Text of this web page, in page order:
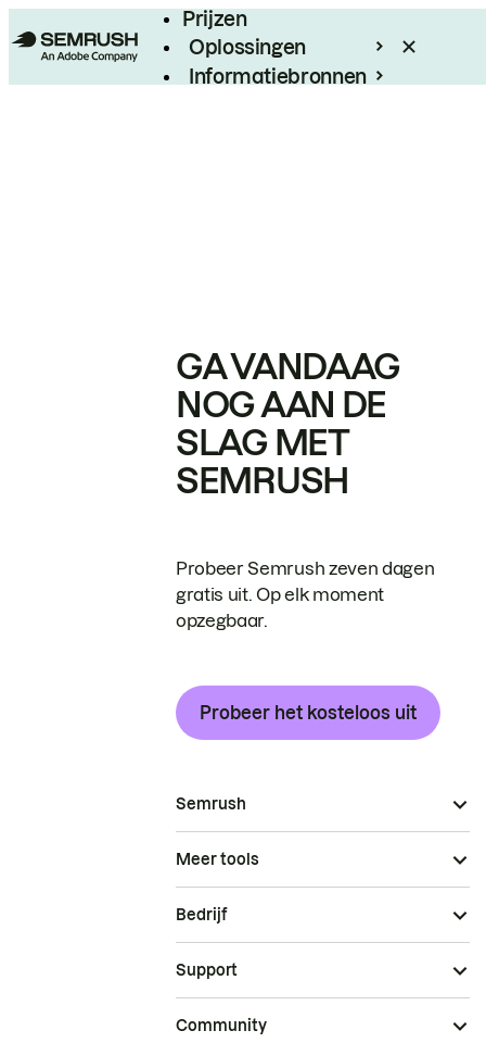
Prijzen
Oplossingen
Informatiebronnen
GA VANDAAG
NOG AAN DE
SLAG MET
SEMRUSH
Probeer Semrush zeven dagen
gratis uit. Op elk moment
opzegbaar.
Probeer het kosteloos uit
Semrush
Meer tools
Bedrijf
Support
Community